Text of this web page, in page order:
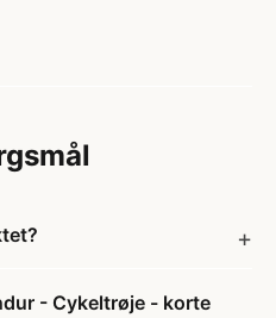
- Cykeltrøje - korte